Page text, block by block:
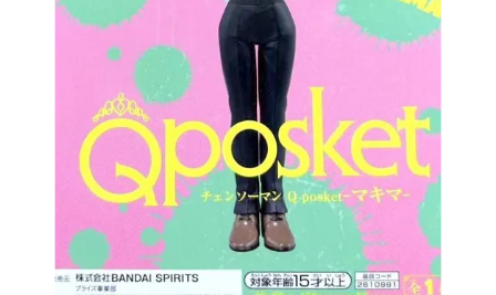
Used
Accessoires
Board Games
Cadeaubon
Inkoop